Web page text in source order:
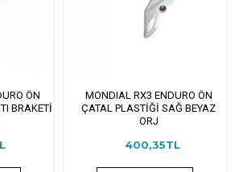
ÖN
BRAKETİ
MONDIAL RX3 ENDURO ÖN
ÇATAL PLASTİĞİ SAĞ BEYAZ
ORJ
400,35TL